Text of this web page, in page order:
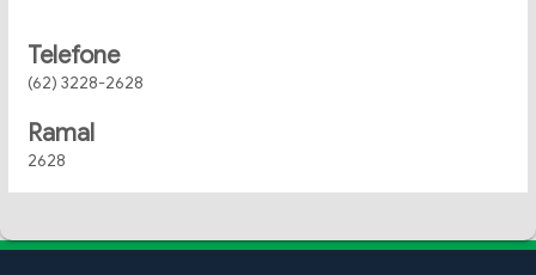
Telefone
(62) 3228-2628
Ramal
2628